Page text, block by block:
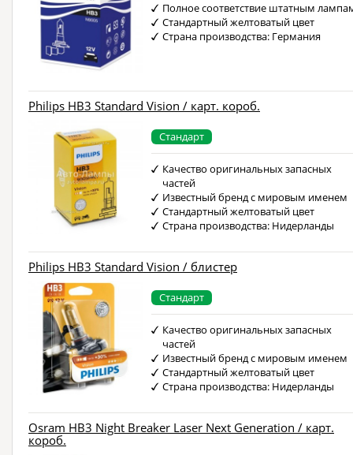
Полное соответствие штатным
Стандартный желтоватый цвет
Страна производства: Германия
Philips HB3 Standard Vision / карт. короб.
Стандарт
Качество оригинальных запасных
частей
Известный бренд с мировым именем
Стандартный желтоватый цвет
Страна производства: Нидерланды
Philips HB3 Standard Vision / блистер
Стандарт
Качество оригинальных запасных
частей
Известный бренд с мировым именем
Стандартный желтоватый цвет
Страна производства: Нидерланды
Osram HB3 Night Breaker Laser Next Generation / карт.
короб.